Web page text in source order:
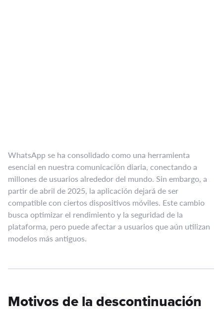
WhatsApp se ha consolidado como una herramienta
esencial en nuestra comunicación diaria, conectando a
millones de usuarios alrededor del mundo. Sin embargo, a
partir de abril de 2025, la aplicación dejará de ser
compatible con ciertos dispositivos móviles. Este cambio
busca optimizar el rendimiento y la seguridad de la
plataforma, pero puede afectar a usuarios que aún utilizan
modelos más antiguos.
Motivos de la descontinuación